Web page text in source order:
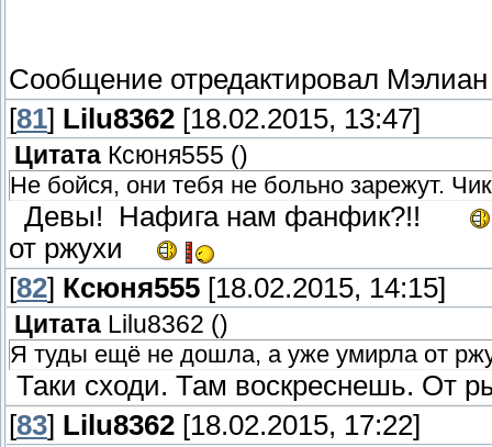
Сообщение отредактировал Мэлиан
[81] Lilu8362 [18.02.2015, 13:47]
Цитата Ксюня555 ()
Не бойся, они тебя не больно зарежут.
Девы! Нафига нам фанфик?!!
от ржухи
[82] Ксюня555 [18.02.2015, 14:15]
Цитата Lilu8362 ()
Я туды ещё не дошла, а уже умирла от
Таки сходи. Там воскреснешь. От
[83] Lilu8362 [18.02.2015, 17:22]